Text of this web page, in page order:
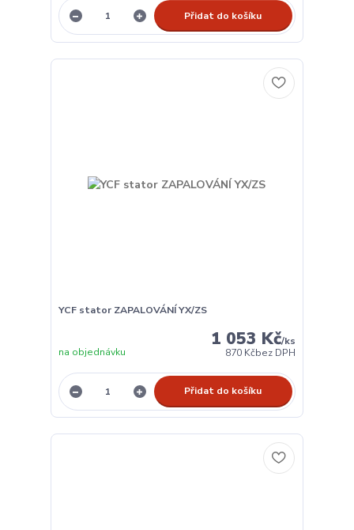
Přidat do košíku
YCF stator ZAPALOVÁNÍ YX/ZS
1 053 Kč/ks
870 Kčbez DPH
na objednávku
Přidat do košíku